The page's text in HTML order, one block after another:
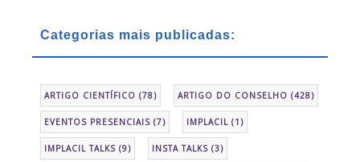
Categorias mais publicadas:
ARTIGO CIENTÍFICO (78) ARTIGO DO CONSELHO (428)
EVENTOS PRESENCIAIS (7) IMPLACIL (1)
IMPLACIL TALKS (9) INSTA TALKS (3)